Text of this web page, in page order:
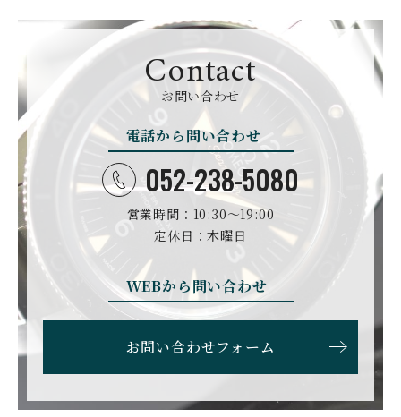
CYRUS CZAPEK
チャペック
D. DORNBLÜTH&SOH
N
D.ドルンブルート＆ゾー
DAMASKO
DANIEL ROTH
ダニエル・ロート
DAVOSA
DUBEY&SCHALDENBR
ダービー&シャルデンブラ
E.C.W
ヨーロピアン・カンパニ
ー・ウォッチ
EBERHARD
エベラール
EDOX
エドックス
F.P.ジュルヌ
ファーブル・ルーバ フォルティス
Contact
お問い合わせ
電話から問い合わせ
052-238-5080
営業時間：10:30〜19:00
定休日：木曜日
WEBから問い合わせ
お問い合わせフォーム